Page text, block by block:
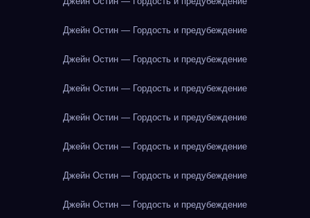
Джейн Остин — Гордость и предубеждение
Джейн Остин — Гордость и предубеждение
Джейн Остин — Гордость и предубеждение
Джейн Остин — Гордость и предубеждение
Джейн Остин — Гордость и предубеждение
Джейн Остин — Гордость и предубеждение
Джейн Остин — Гордость и предубеждение